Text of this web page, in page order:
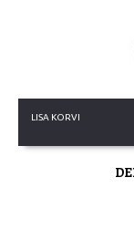
LISA KORVI